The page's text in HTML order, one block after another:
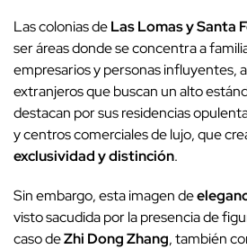
Las colonias deLas Lomas y Santa
ser áreas donde se concentra a
empresarios y personas influyentes,
extranjeros que buscan un alto
destacan por sus residencias
y centros comerciales de lujo, que
exclusividad y distinción.
Sin embargo, esta imagen de
visto sacudida por la presencia de
caso deZhi Dong Zhang, también